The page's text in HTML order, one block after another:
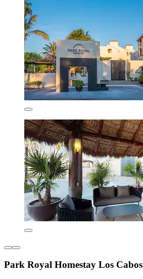
Park Royal Homestay Los Cabos